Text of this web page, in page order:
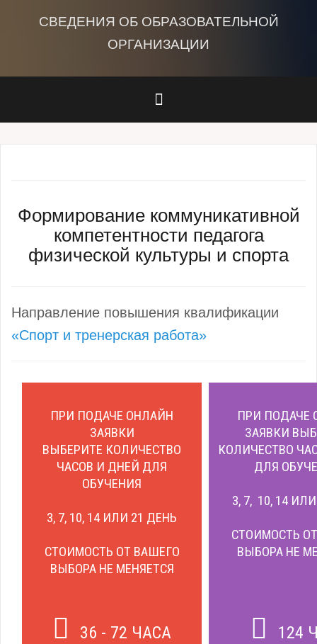
СВЕДЕНИЯ ОБ ОБРАЗОВАТЕЛЬНОЙ
ОРГАНИЗАЦИИ
Формирование коммуникативной
компетентности педагога
физической культуры и спорта
Направление повышения квалификации
«Спорт и тренерская работа»
ПРИ ПОДАЧЕ ОНЛАЙН
ЗАЯВКИ
ВЫБЕРИТЕ КОЛИЧЕСТВО
ЧАСОВ И ДНЕЙ ДЛЯ
ОБУЧЕНИЯ
3, 7, 10, 14 ИЛИ 21 ДЕНЬ
СТОИМОСТЬ ОТ ВАШЕГО
ВЫБОРА НЕ МЕНЯЕТСЯ
36 - 72 ЧАСА
ПРИ ПОДАЧЕ
ЗАЯВКИ
КОЛИЧЕСТВО
ДЛЯ
3, 7, 10, 14
СТОИМОСТЬ
ВЫБОРА НЕ
124